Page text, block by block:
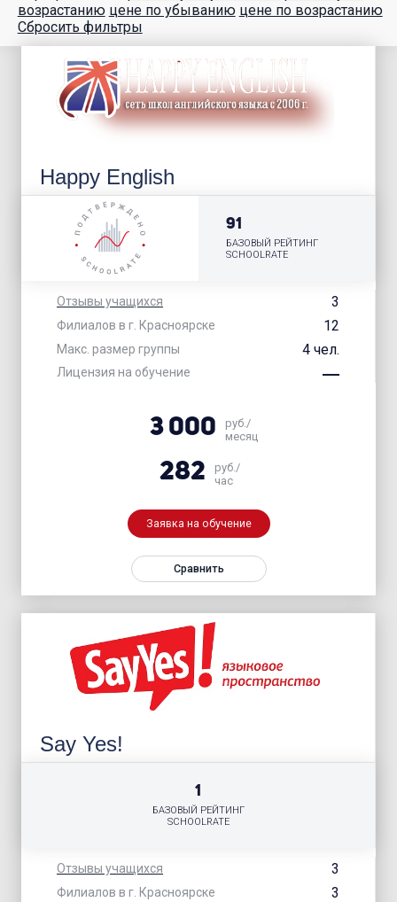
возрастанию цене по убыванию цене по возрастанию
Сбросить фильтры
Happy English
Отзывы учащихся 3
Филиалов в г. Красноярске 12
Макс. размер группы 4 чел.
Лицензия на обучение
91
БАЗОВЫЙ РЕЙТИНГ
SCHOOLRATE
3 000
руб./
месяц
282
руб./
час
Заявка на обучение
Сравнить
Say Yes!
Отзывы учащихся 3
Филиалов в г. Красноярске 3
1
БАЗОВЫЙ РЕЙТИНГ
SCHOOLRATE